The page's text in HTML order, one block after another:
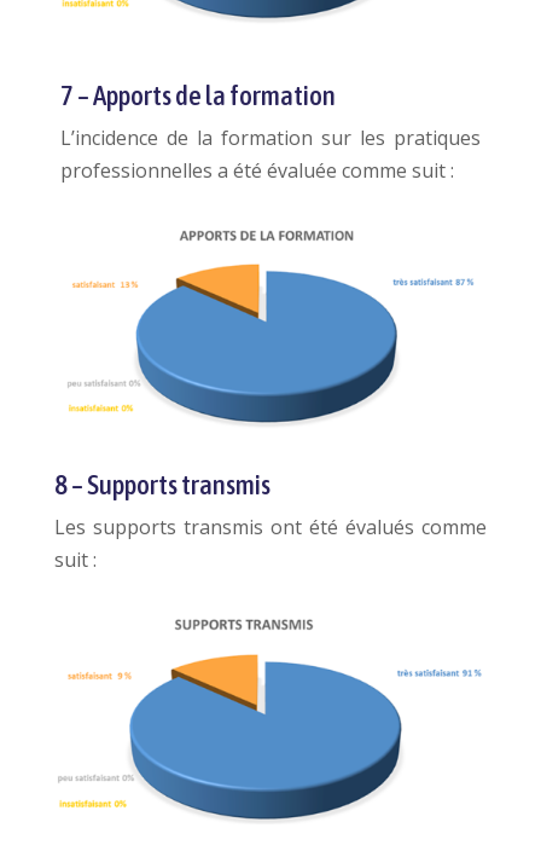
7 – Apports de la formation
L’incidence de la formation sur les pratiques
professionnelles a été évaluée comme suit :
8 – Supports transmis
Les supports transmis ont été évalués comme
suit :